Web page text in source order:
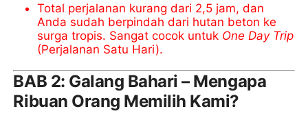
Total perjalanan kurang dari 2,5 jam, dan
Anda sudah berpindah dari hutan beton ke
surga tropis. Sangat cocok untuk One Day Trip
(Perjalanan Satu Hari).
BAB 2: Galang Bahari – Mengapa
Ribuan Orang Memilih Kami?